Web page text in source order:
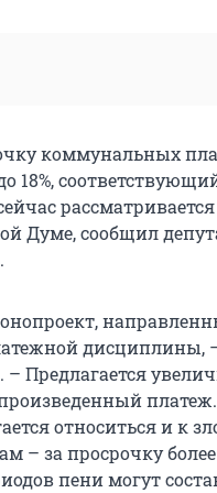
коммунальных
18%,
Думе, сообщил
дисциплины, –
Предлагается
относиться и к
– за просрочку
пени могут